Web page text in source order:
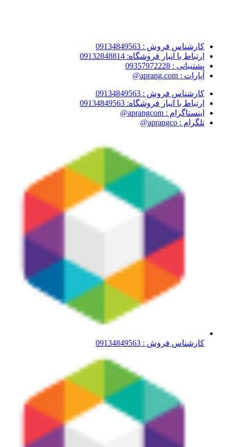
کارشناس فروش : 09134849563
ارتباط با انبار فروشگاه: 09132848814
پشتیبانی : 09357972228
آپارات : aprang.com@
کارشناس فروش : 09134849563
ارتباط با انبار فروشگاه: 09134849563
اینستاگرام : aprangcom@
تلگرام : aprangco@
کارشناس فروش : 09134849563